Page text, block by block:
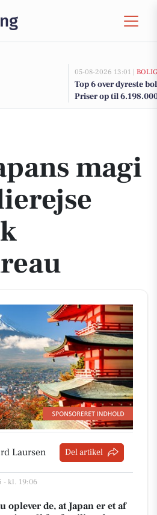
05-08-2026 13:01 |
Top 6 over dyreste
Priser op til
med Jysk Rejsebureau
magi
Laursen Del artikel
- kl. 19:06
oplever de, at Japan er et af